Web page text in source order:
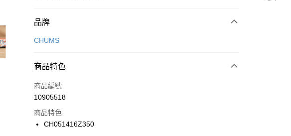
付款方式
信用卡一次付款
合作金庫商業銀行
華南商業銀行
上海商業儲蓄銀行
國泰世華商業銀行
LINE Pay
Apple Pay
品牌
CHUMS
商品特色
商品編號
10905518
商品特色
CH051416Z350